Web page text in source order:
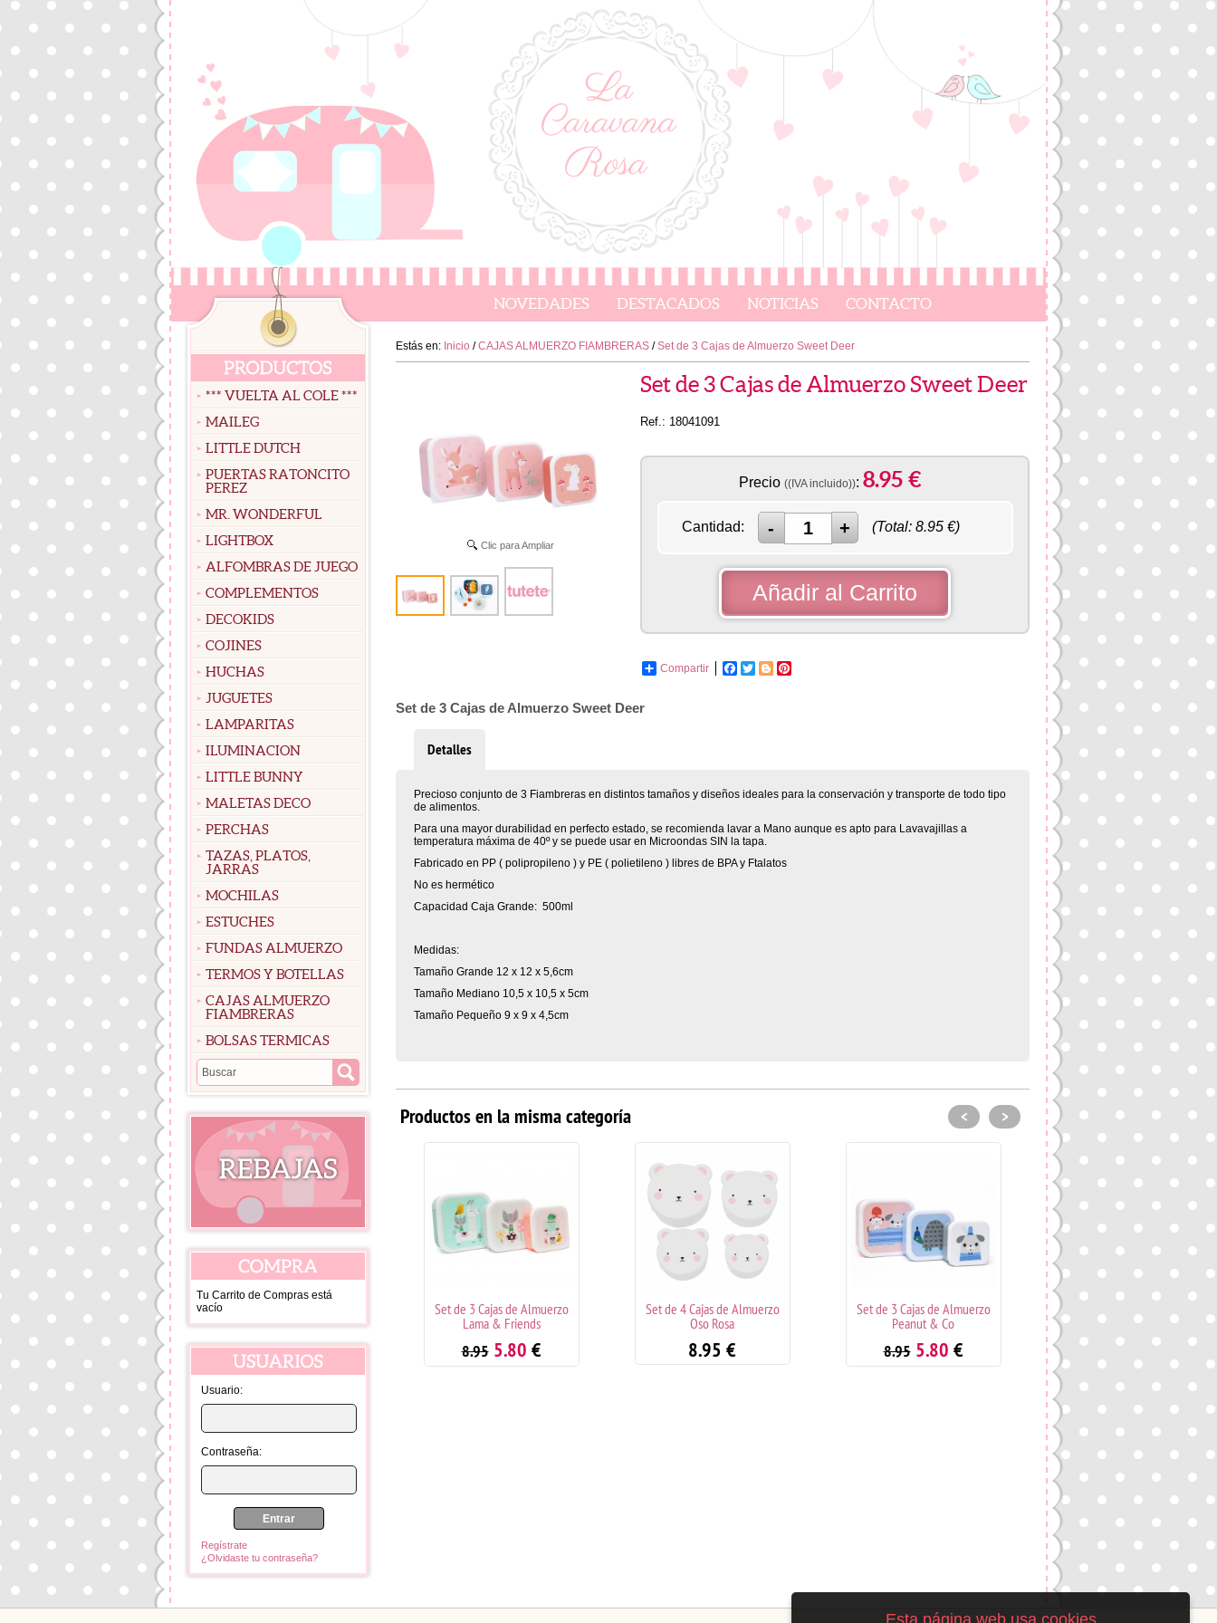
NOVEDADES DESTACADOS NOTICIAS CONTACTO
*** VUELTA AL COLE ***
MAILEG
LITTLE DUTCH
PUERTAS RATONCITO
PEREZ
MR. WONDERFUL
LIGHTBOX
ALFOMBRAS DE JUEGO
COMPLEMENTOS
DECOKIDS
COJINES
HUCHAS
JUGUETES
LAMPARITAS
ILUMINACION
LITTLE BUNNY
MALETAS DECO
PERCHAS
TAZAS, PLATOS,
JARRAS
MOCHILAS
ESTUCHES
FUNDAS ALMUERZO
TERMOS Y BOTELLAS
CAJAS ALMUERZO
FIAMBRERAS
BOLSAS TERMICAS
Tu Carrito de Compras está
vacío
Usuario:
Contraseña:
Regístrate
¿Olvidaste tu contraseña?
Estás en: Inicio /CAJAS ALMUERZO FIAMBRERAS /Set de 3 Cajas de Almuerzo Sweet Deer
Clic para Ampliar
Set de 3 Cajas de Almuerzo Sweet Deer
Ref.: 18041091
Precio ((IVA incluido)): 8.95 €
Cantidad: (Total: 8.95€)
Añadir al Carrito
Compartir Facebook
TwitterBlogger
Set de 3 Cajas de Almuerzo Sweet Deer
Detalles
Precioso conjunto de 3 Fiambreras en distintos tamaños y diseños ideales para la conservación y transporte de todo tipo
de alimentos.
Para una mayor durabilidad en perfecto estado, se recomienda lavar a Mano aunque es apto para Lavavajillas a
temperatura máxima de 40º y se puede usar en Microondas SIN la tapa.
Fabricado en PP ( polipropileno ) y PE ( polietileno ) libres de BPA y Ftalatos
No es hermético
Capacidad Caja Grande: 500ml
Medidas:
Tamaño Grande 12 x 12 x 5,6cm
Tamaño Mediano 10,5 x 10,5 x 5cm
Tamaño Pequeño 9 x 9 x 4,5cm
Productos en la misma categoría
Set de 3 Cajas de Almuerzo
Lama & Friends
€
Set de 4 Cajas de Almuerzo
Set de 3 Cajas de Almuerzo
€
Caja de Almuerzo La Petite
Rose
3.85€
< >
Esta página web usa cookies